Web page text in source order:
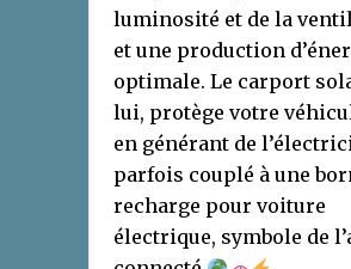
luminosité et de la
et une production
optimale. Le carport
lui, protège votre
en générant de
parfois couplé à une
recharge pour voiture
électrique, symbole de